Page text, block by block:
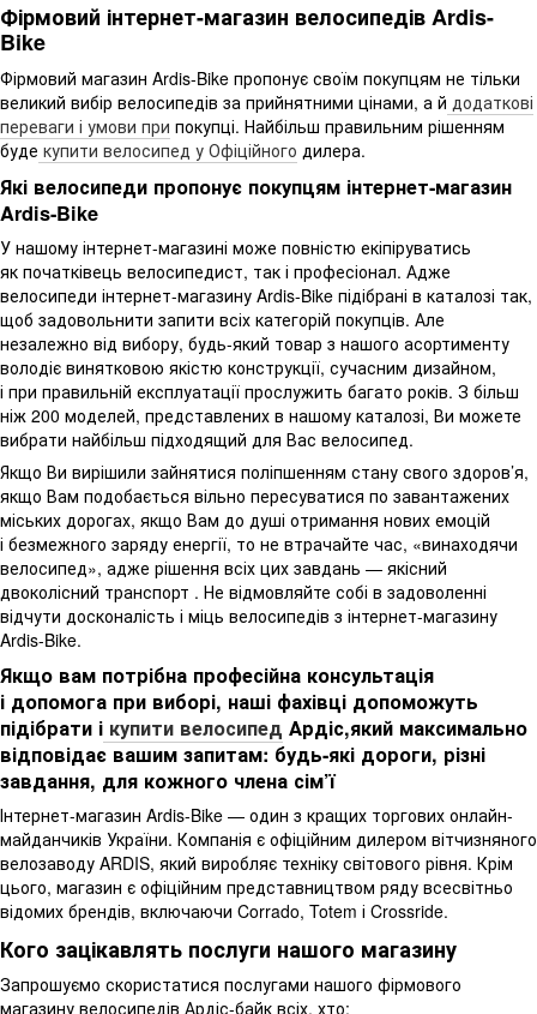
Фірмовий інтернет-магазин велосипедів Ardis-
Bike
Фірмовий магазин Ardis-Bike пропонує своїм покупцям не тільки
великий вибір велосипедів за прийнятними цінами, а й додаткові
переваги і умови при покупці. Найбільш правильним рішенням
буде купити велосипед у Офіційного дилера.
Які велосипеди пропонує покупцям інтернет-магазин
Ardis-Bike
У нашому інтернет-магазині може повністю екіпіруватись
як початківець велосипедист, так і професіонал. Адже
велосипеди інтернет-магазину Ardis-Bike підібрані в каталозі так,
щоб задовольнити запити всіх категорій покупців. Але
незалежно від вибору, будь-який товар з нашого асортименту
володіє винятковою якістю конструкції, сучасним дизайном,
і при правильній експлуатації прослужить багато років. З більш
ніж 200 моделей, представлених в нашому каталозі, Ви можете
вибрати найбільш підходящий для Вас велосипед.
Якщо Ви вирішили зайнятися поліпшенням стану свого здоров’я,
якщо Вам подобається вільно пересуватися по завантажених
міських дорогах, якщо Вам до душі отримання нових емоцій
і безмежного заряду енергії, то не втрачайте час, «винаходячи
велосипед», адже рішення всіх цих завдань — якісний
двоколісний транспорт . Не відмовляйте собі в задоволенні
відчути досконалість і міць велосипедів з інтернет-магазину
Ardis-Bike.
Якщо вам потрібна професійна консультація
і допомога при виборі, наші фахівці допоможуть
підібрати і купити велосипед Ардіс,який максимально
відповідає вашим запитам: будь-які дороги, різні
завдання, для кожного члена сім’ї
Інтернет-магазин Ardis-Bike — один з кращих торгових онлайн-
майданчиків України. Компанія є офіційним дилером вітчизняного
велозаводу ARDIS, який виробляє техніку світового рівня. Крім
цього, магазин є офіційним представництвом ряду всесвітньо
відомих брендів, включаючи Corrado, Totem і Crossride.
Кого зацікавлять послуги нашого магазину
Запрошуємо скористатися послугами нашого фірмового
магазину велосипедів Ардіс-байк всіх, хто: